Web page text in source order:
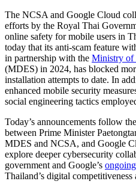
The NCSA and Google Cloud
efforts by the Royal Thai
online safety for mobile users in
today that its anti-scam feature
in partnership with the Ministry of
(MDES) in 2024, has blocked
installation attempts to date. In
enhanced mobile security
social engineering tactics
Today’s announcements follow the
between Prime Minister
MDES and NCSA, and Google
explore deeper cybersecurity
government and Google’s
Thailand’s digital